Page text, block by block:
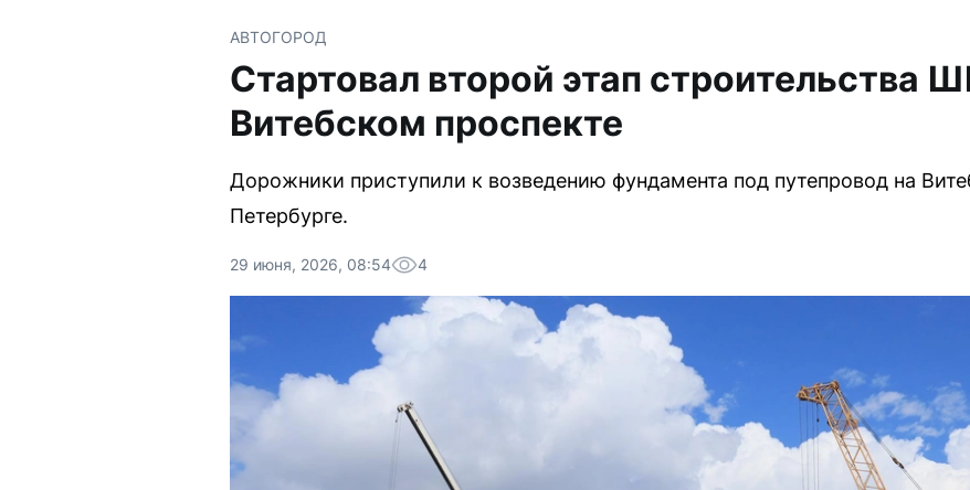
АВТОГОРОД
Стартовал второй этап строительства
Витебском проспекте
Дорожники приступили к возведению фундамента под путепровод на
Петербурге.
29 июня, 2026, 08:54 4